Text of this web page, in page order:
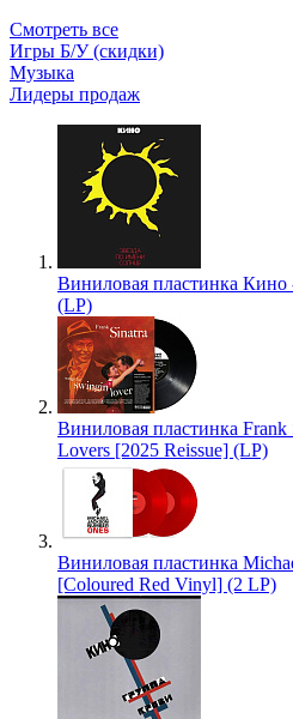
Смотреть все
Игры Б/У (скидки)
Музыка
Лидеры продаж
Виниловая пластинка
(LP)
Виниловая пластинка Frank
Lovers [2025 Reissue] (LP)
Виниловая пластинка
[Coloured Red Vinyl] (2 LP)